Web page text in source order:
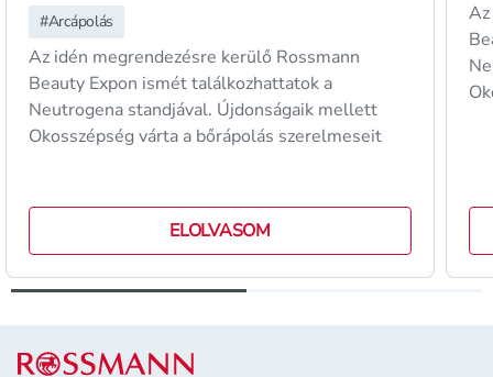
#Arcápolás
Az idén megrendezésre kerülő Rossmann
Beauty Expon ismét találkozhattatok a
Neutrogena standjával. Újdonságaik mellett
Okosszépség várta a bőrápolás szerelmeseit
ELOLVASOM
Lábléc